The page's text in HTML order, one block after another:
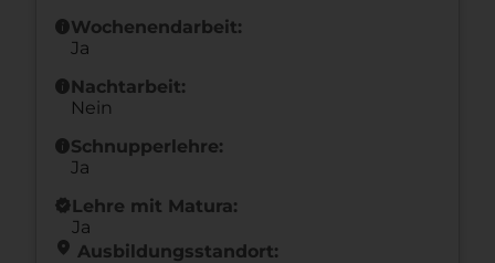
infoWochenendarbeit:
Ja
infoNachtarbeit:
Nein
infoSchnupperlehre:
Ja
new_releasesLehre mit Matura:
Ja
location_on Ausbildungsstandort: